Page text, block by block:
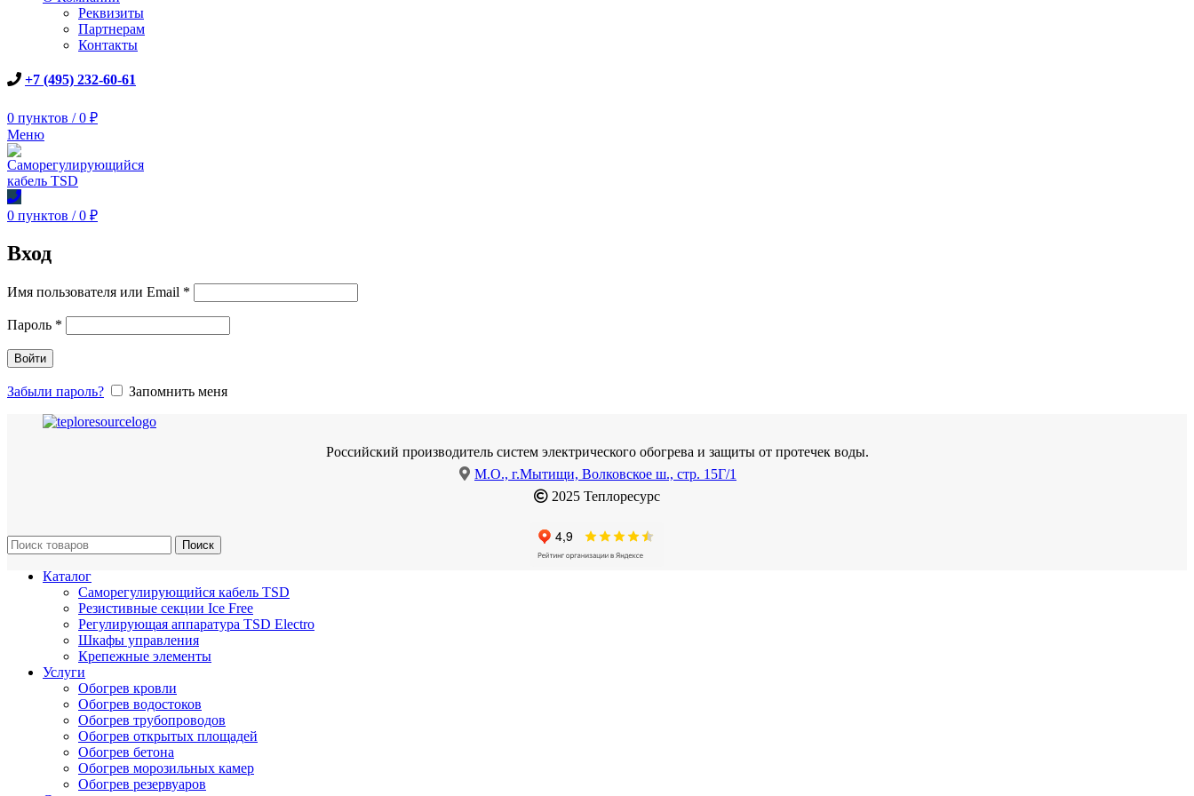
Реквизиты
Партнерам
Контакты
+7 (495) 232-60-61
0 пунктов / 0 ₽
Меню
0 пунктов / 0 ₽
Вход
Имя пользователя или Email *
Пароль *
Войти
Забыли пароль? Запомнить меня
Российский производитель систем электрического обогрева и защиты от протечек воды.
М.О., г.Мытищи, Волковское ш., стр. 15Г/1
2025 Теплоресурс
Поиск
Каталог
Саморегулирующийся кабель TSD
Резистивные секции Ice Free
Регулирующая аппаратура TSD Electro
Шкафы управления
Крепежные элементы
Услуги
Обогрев кровли
Обогрев водостоков
Обогрев трубопроводов
Обогрев открытых площадей
Обогрев бетона
Обогрев морозильных камер
Обогрев резервуаров